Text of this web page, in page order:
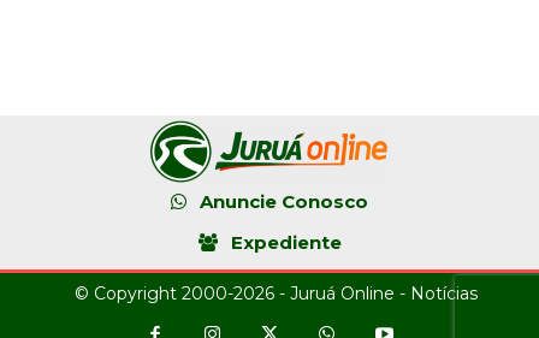
Anuncie Conosco
Expediente
© Copyright 2000-2026 - Juruá Online - Notícias